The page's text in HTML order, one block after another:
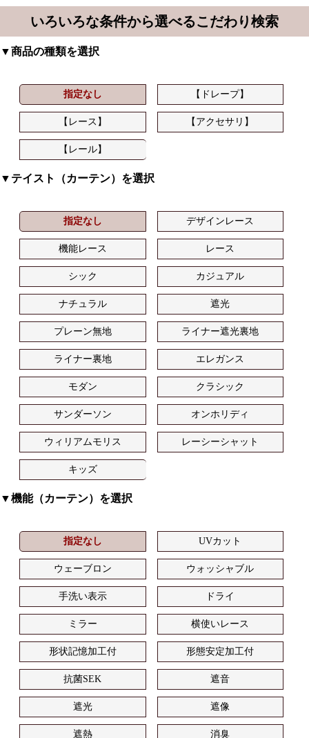
いろいろな条件から選べるこだわり検索
▼商品の種類を選択
指定なし 【ドレープ】
【レース】 【アクセサリ】
【レール】
▼テイスト（カーテン）を選択
指定なし デザインレース
機能レース レース
シック カジュアル
ナチュラル 遮光
プレーン無地 ライナー遮光裏地
ライナー裏地 エレガンス
モダン クラシック
サンダーソン オンホリディ
ウィリアムモリス レーシーシャット
キッズ
▼機能（カーテン）を選択
指定なし UVカット
ウェーブロン ウォッシャブル
手洗い表示 ドライ
ミラー 横使いレース
形状記憶加工付 形態安定加工付
抗菌SEK 遮音
遮光 遮像
遮熱 消臭